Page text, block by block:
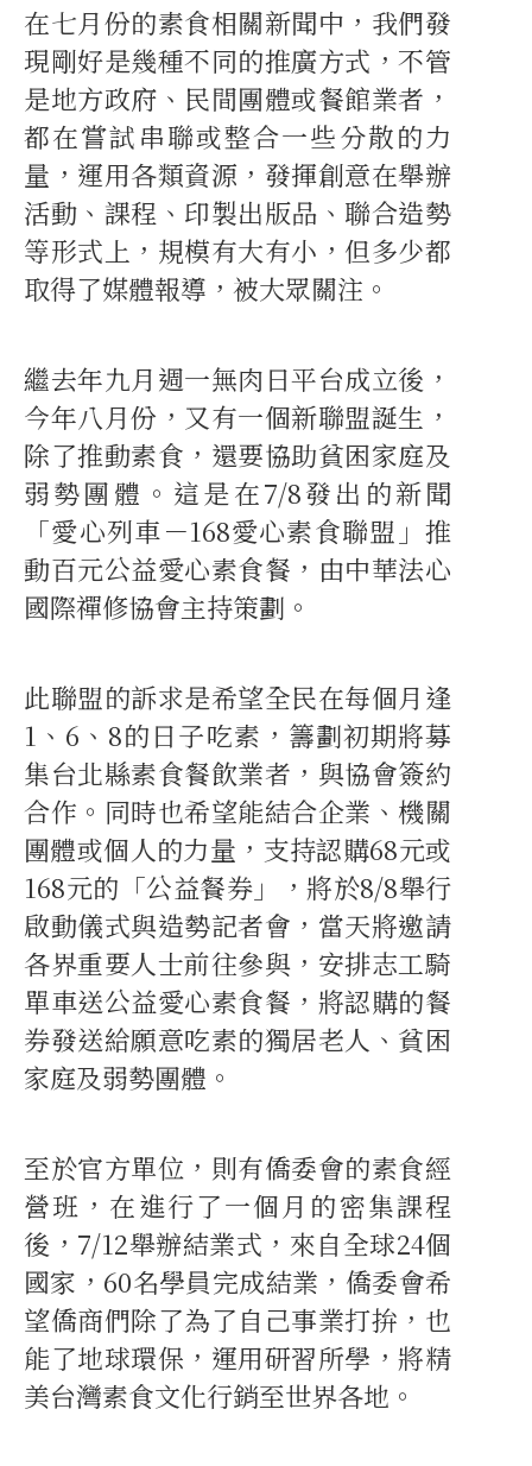
在七月份的素食相關新聞中，我們發
現剛好是幾種不同的推廣方式，不管
是地方政府、民間團體或餐館業者，
都在嘗試串聯或整合一些分散的力
量，運用各類資源，發揮創意在舉辦
活動、課程、印製出版品、聯合造勢
等形式上，規模有大有小，但多少都
取得了媒體報導，被大眾關注。
繼去年九月週一無肉日平台成立後，
今年八月份，又有一個新聯盟誕生，
除了推動素食，還要協助貧困家庭及
弱勢團體。這是在7/8發出的新聞
「愛心列車－168愛心素食聯盟」推
動百元公益愛心素食餐，由中華法心
國際禪修協會主持策劃。
此聯盟的訴求是希望全民在每個月逢
1、6、8的日子吃素，籌劃初期將募
集台北縣素食餐飲業者，與協會簽約
合作。同時也希望能結合企業、機關
團體或個人的力量，支持認購68元或
168元的「公益餐券」，將於8/8舉行
啟動儀式與造勢記者會，當天將邀請
各界重要人士前往參與，安排志工騎
單車送公益愛心素食餐，將認購的餐
券發送給願意吃素的獨居老人、貧困
家庭及弱勢團體。
至於官方單位，則有僑委會的素食經
營班，在進行了一個月的密集課程
後，7/12舉辦結業式，來自全球24個
國家，60名學員完成結業，僑委會希
望僑商們除了為了自己事業打拚，也
能了地球環保，運用研習所學，將精
美台灣素食文化行銷至世界各地。